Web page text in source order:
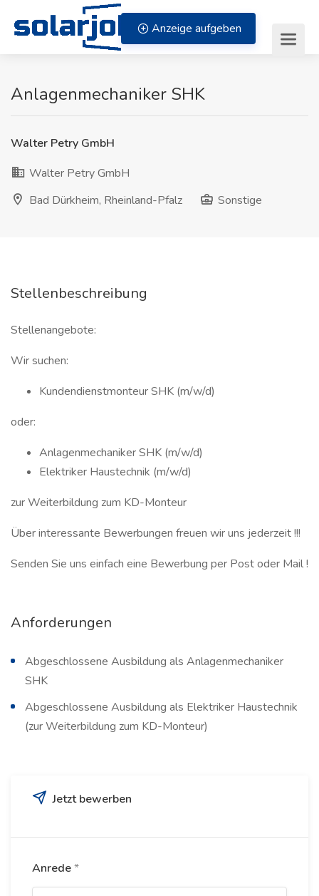
Zum Inhalt springen
Anzeige aufgeben
Anlagenmechaniker SHK
Walter Petry GmbH
Walter Petry GmbH
Bad Dürkheim, Rheinland-Pfalz
Sonstige
Stellenbeschreibung
Stellenangebote:
Wir suchen:
Kundendienstmonteur SHK (m/w/d)
oder:
Anlagenmechaniker SHK (m/w/d)
Elektriker Haustechnik (m/w/d)
zur Weiterbildung zum KD-Monteur
Über interessante Bewerbungen freuen wir uns jederzeit !!!
Senden Sie uns einfach eine Bewerbung per Post oder Mail !
Anforderungen
Abgeschlossene Ausbildung als Anlagenmechaniker
SHK
Abgeschlossene Ausbildung als Elektriker Haustechnik
(zur Weiterbildung zum KD-Monteur)
Jetzt bewerben
Anrede*